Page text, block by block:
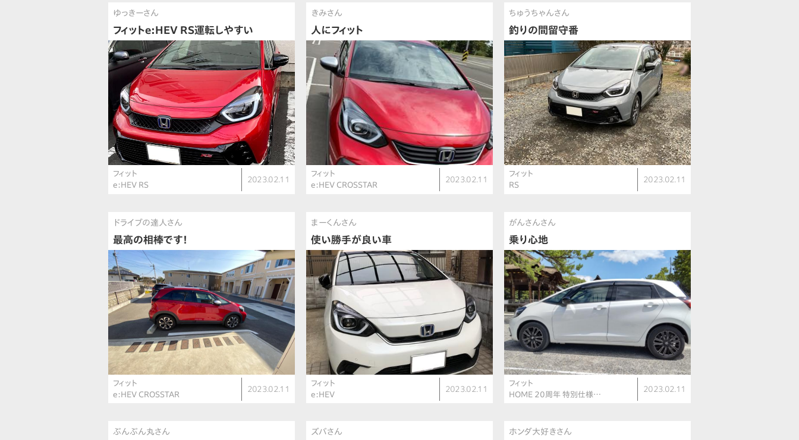
ゆっきーさん
フィットe:HEV RS運転しやすい
フィット
e:HEV RS
2023.02.11
きみさん
人にフィット
フィット
e:HEV CROSSTAR
2023.02.11
ちゅうちゃんさん
釣りの間留守番
フィット
RS
2023.02.11
ドライブの達人さん
最高の相棒です！
フィット
e:HEV CROSSTAR
2023.02.11
まーくんさん
使い勝手が良い車
フィット
e:HEV
2023.02.11
がんさんさん
乗り心地
フィット
HOME 20周年 特別仕様…
2023.02.11
ぶんぶん丸さん ズバさん ホンダ大好きさん